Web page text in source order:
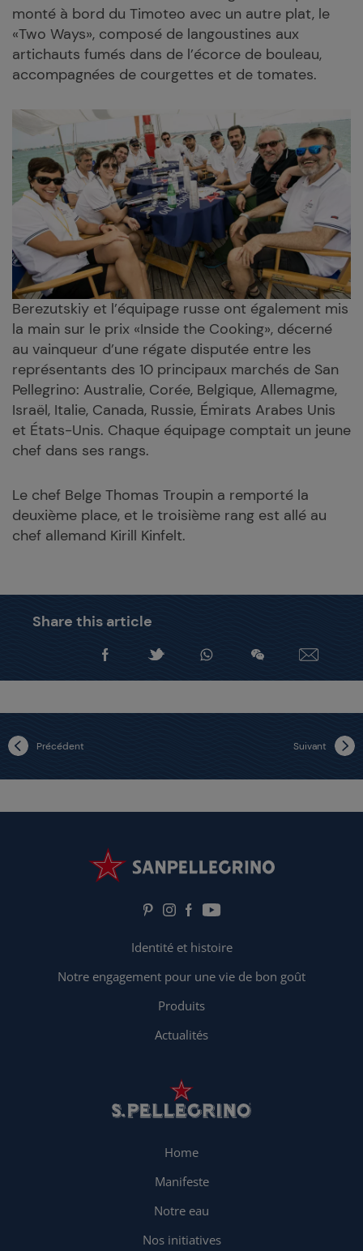
monté à bord du Timoteo avec un autre plat, le
«Two Ways», composé de langoustines aux
artichauts fumés dans de l’écorce de bouleau,
accompagnées de courgettes et de tomates.
Berezutskiy et l’équipage russe ont également mis
la main sur le prix «Inside the Cooking», décerné
au vainqueur d’une régate disputée entre les
représentants des 10 principaux marchés de San
Pellegrino: Australie, Corée, Belgique, Allemagme,
Israël, Italie, Canada, Russie, Émirats Arabes Unis
et États-Unis. Chaque équipage comptait un jeune
chef dans ses rangs.
Le chef Belge Thomas Troupin a remporté la
deuxième place, et le troisième rang est allé au
chef allemand Kirill Kinfelt.
Share this article
Précédent Suivant
Identité et histoire
Notre engagement pour une vie de bon goût
Produits
Actualités
Home
Manifeste
Notre eau
Nos initiatives